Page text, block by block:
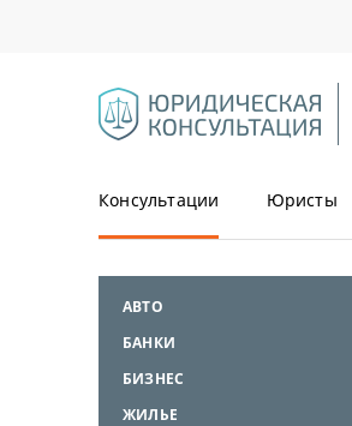
Консультации Юристы
АВТО
БАНКИ
БИЗНЕС
ЖИЛЬЕ